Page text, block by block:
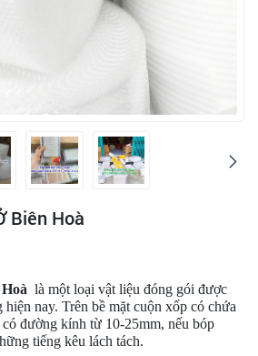
Biên Hoà
là một loại vật liệu đóng gói được
nay. Trên bề mặt cuộn xốp có chứa
đường kính từ 10-25mm, nếu bóp
tiếng kêu lách tách.